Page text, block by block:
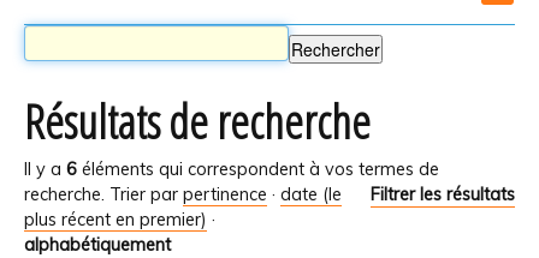
Résultats de recherche
Il y a 6 éléments qui correspondent à vos termes de
recherche.
Filtrer les résultats
Trier par pertinence · date (le
plus récent en premier) ·
alphabétiquement